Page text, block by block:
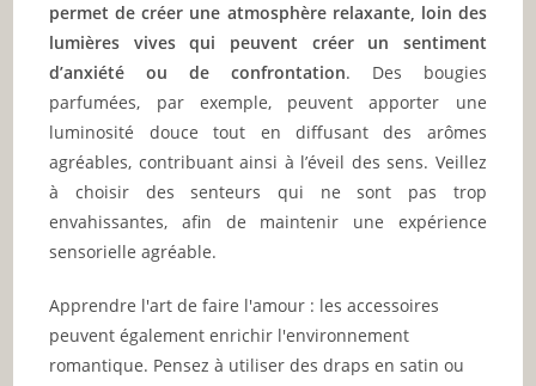
permet de créer une atmosphère relaxante, loin des
lumières vives qui peuvent créer un sentiment
d’anxiété ou de confrontation. Des bougies
parfumées, par exemple, peuvent apporter une
luminosité douce tout en diffusant des arômes
agréables, contribuant ainsi à l’éveil des sens. Veillez
à choisir des senteurs qui ne sont pas trop
envahissantes, afin de maintenir une expérience
sensorielle agréable.
Apprendre l'art de faire l'amour : les accessoires
peuvent également enrichir l'environnement
romantique. Pensez à utiliser des draps en satin ou